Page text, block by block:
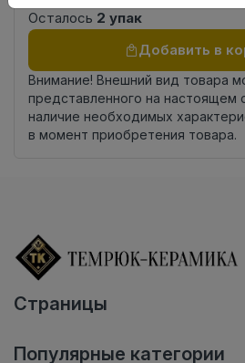
Осталось 2 упак
Добавить в
Внимание! Внешний вид товара
представленного на настоящем
наличие необходимых
в момент приобретения товара.
Страницы
Популярные категории